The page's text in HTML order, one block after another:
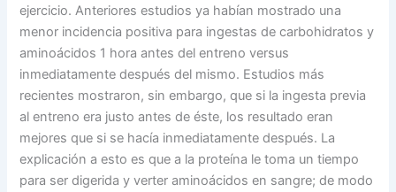
ejercicio. Anteriores estudios ya habían mostrado una
menor incidencia positiva para ingestas de carbohidratos y
aminoácidos 1 hora antes del entreno versus
inmediatamente después del mismo. Estudios más
recientes mostraron, sin embargo, que si la ingesta previa
al entreno era justo antes de éste, los resultado eran
mejores que si se hacía inmediatamente después. La
explicación a esto es que a la proteína le toma un tiempo
para ser digerida y verter aminoácidos en sangre; de modo